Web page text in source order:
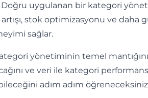
Doğru uygulanan bir kategori
artışı, stok optimizasyonu ve daha
sağlar.
yönetiminin temel
ve veri ile kategori
adım adım